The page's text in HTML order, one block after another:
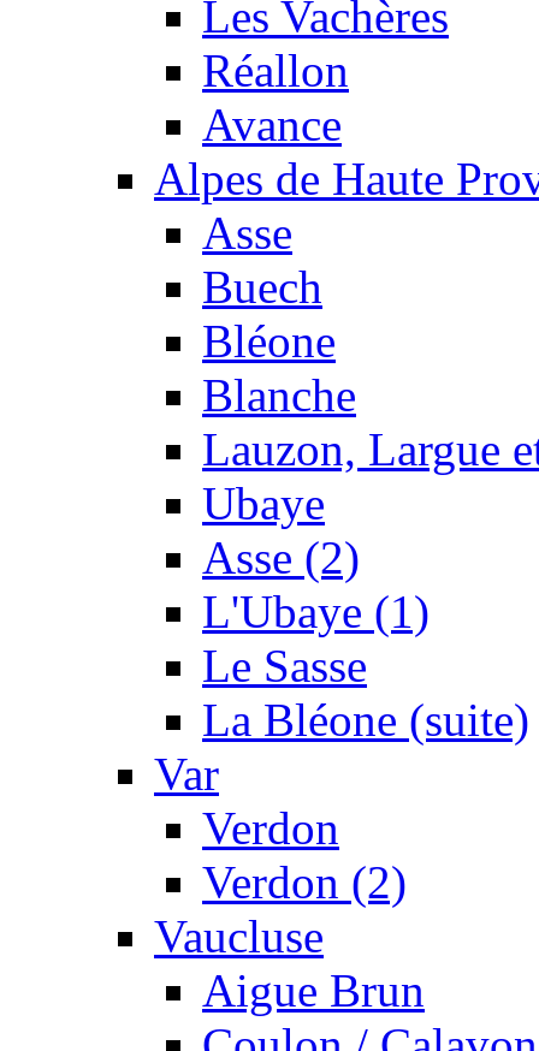
Les Vachères
Réallon
Avance
Alpes de Haute
Asse
Buech
Bléone
Blanche
Lauzon, Largue
Ubaye
Asse (2)
L'Ubaye (1)
Le Sasse
La Bléone (suite)
Var
Verdon
Verdon (2)
Vaucluse
Aigue Brun